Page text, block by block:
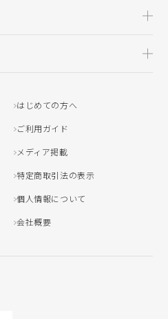
はじめての方へ
ご利用ガイド
メディア掲載
特定商取引法の表示
個人情報について
会社概要